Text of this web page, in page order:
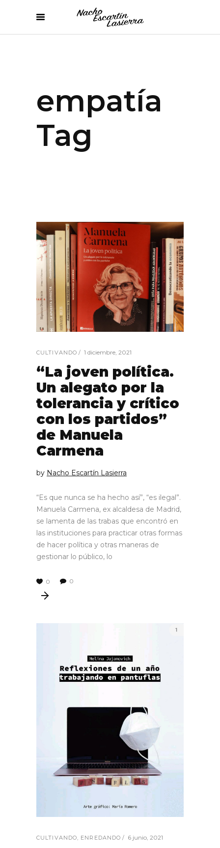
empatía
Tag
CULTIVANDO 1 diciembre, 2021
“La joven política.
Un alegato por la
tolerancia y crítico
con los partidos”
de Manuela
Carmena
by Nacho Escartín Lasierra
“Es que nunca se ha hecho así”, “es ilegal”.
Manuela Carmena, ex alcaldesa de Madrid,
se lamenta de las trabas que encontró en
las instituciones para practicar otras formas
de hacer política y otras maneras de
gestionar lo público, lo
0 0
CULTIVANDO, ENREDANDO 6 junio, 2021